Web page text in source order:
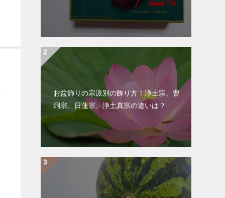
お盆飾りの宗派別の飾り方！浄土宗、曹
洞宗、日蓮宗、浄土真宗の違いは？